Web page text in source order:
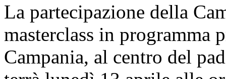
La partecipazione della
masterclass in programma
Campania, al centro del